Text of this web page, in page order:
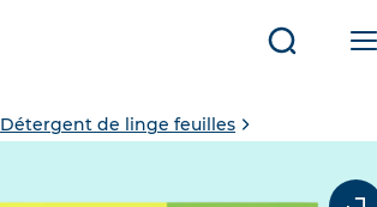
Ouvrir/
Détergent de linge feuilles